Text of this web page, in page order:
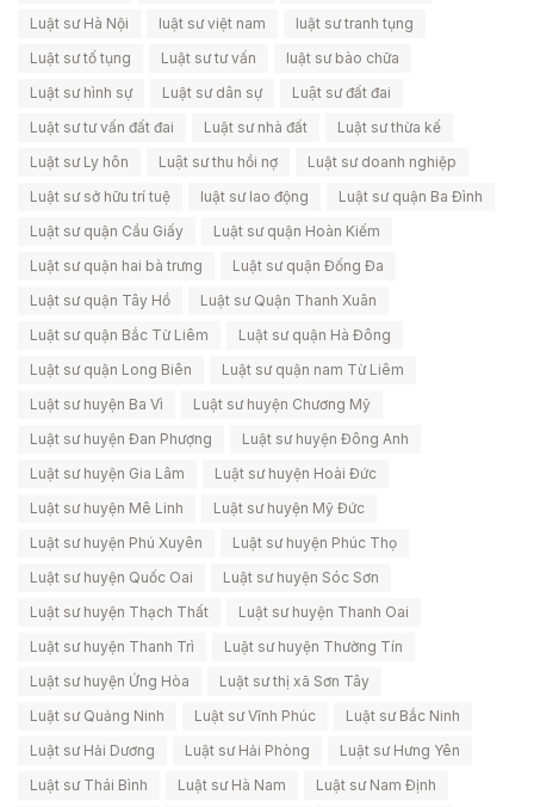
Luật sư Hà Nội
luật sư việt nam
luật sư tranh tụng
Luật sư tố tụng
Luật sư tư vấn
luật sư bào chữa
Luật sư hình sự
Luật sư dân sự
Luật sư đất đai
Luật sư tư vấn đất đai
Luật sư nhà đất
Luật sư thừa kế
Luật sư Ly hôn
Luật sư thu hồi nợ
Luật sư doanh nghiệp
Luật sư sở hữu trí tuệ
luật sư lao động
Luật sư quận Ba Đình
Luật sư quận Cầu Giấy
Luật sư quận Hoàn Kiếm
Luật sư quận hai bà trưng
Luật sư quận Đống Đa
Luật sư quận Tây Hồ
Luật sư Quận Thanh Xuân
Luật sư quận Bắc Từ Liêm
Luật sư quận Hà Đông
Luật sư quận Long Biên
Luật sư quận nam Từ Liêm
Luật sư huyện Ba Vì
Luật sư huyện Chương Mỹ
Luật sư huyện Đan Phượng
Luật sư huyện Đông Anh
Luật sư huyện Gia Lâm
Luật sư huyện Hoài Đức
Luật sư huyện Mê Linh
Luật sư huyện Mỹ Đức
Luật sư huyện Phú Xuyên
Luật sư huyện Phúc Thọ
Luật sư huyện Quốc Oai
Luật sư huyện Sóc Sơn
Luật sư huyện Thạch Thất
Luật sư huyện Thanh Oai
Luật sư huyện Thanh Trì
Luật sư huyện Thường Tín
Luật sư huyện Ứng Hòa
Luật sư thị xã Sơn Tây
Luật sư Quảng Ninh
Luật sư Vĩnh Phúc
Luật sư Bắc Ninh
Luật sư Hải Dương
Luật sư Hải Phòng
Luật sư Hưng Yên
Luật sư Thái Bình
Luật sư Hà Nam
Luật sư Nam Định